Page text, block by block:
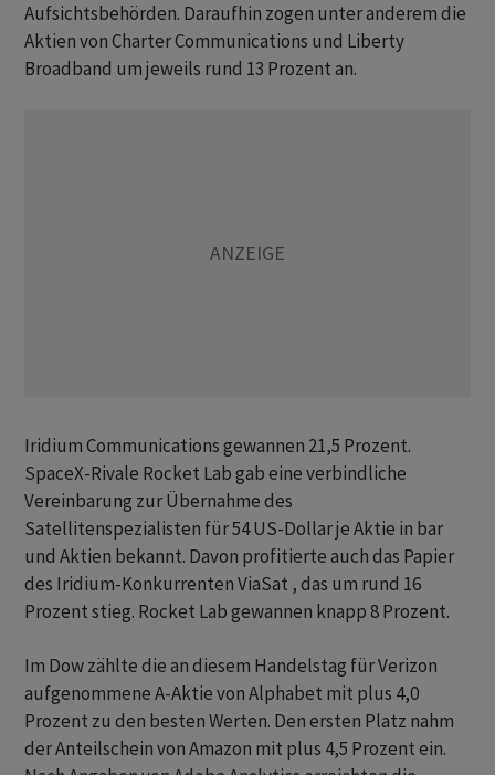
Aufsichtsbehörden. Daraufhin zogen unter anderem die
Aktien von Charter Communications und Liberty
Broadband um jeweils rund 13 Prozent an.
Iridium Communications gewannen 21,5 Prozent.
SpaceX-Rivale Rocket Lab gab eine verbindliche
Vereinbarung zur Übernahme des
Satellitenspezialisten für 54 US-Dollar je Aktie in bar
und Aktien bekannt. Davon profitierte auch das Papier
des Iridium-Konkurrenten ViaSat , das um rund 16
Prozent stieg. Rocket Lab gewannen knapp 8 Prozent.
Im Dow zählte die an diesem Handelstag für Verizon
aufgenommene A-Aktie von Alphabet mit plus 4,0
Prozent zu den besten Werten. Den ersten Platz nahm
der Anteilschein von Amazon mit plus 4,5 Prozent ein.